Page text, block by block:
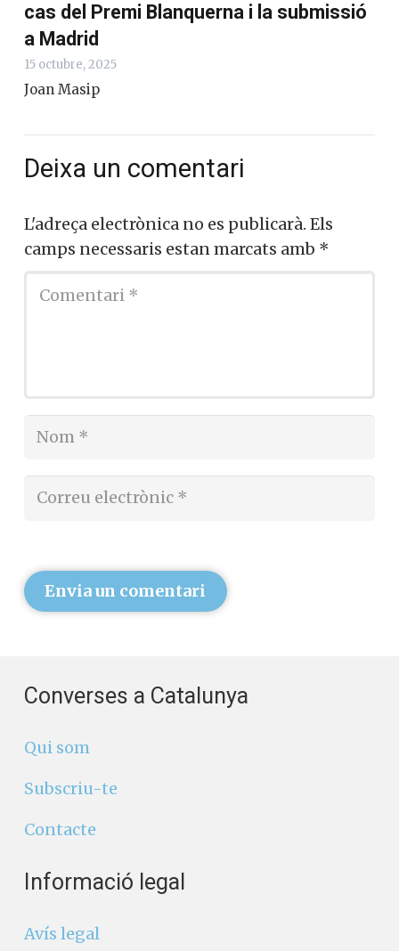
cas del Premi Blanquerna i la submissió
a Madrid
15 octubre, 2025
Joan Masip
Deixa un comentari
L'adreça electrònica no es publicarà. Els
camps necessaris estan marcats amb *
Envia un comentari
Converses a Catalunya
Qui som
Subscriu-te
Contacte
Informació legal
Avís legal